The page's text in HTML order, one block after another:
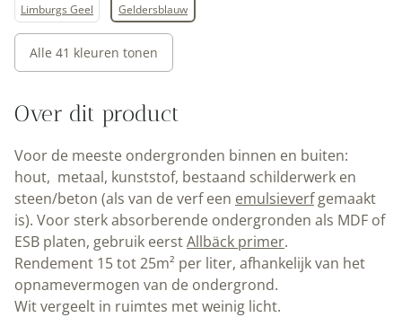
Limburgs Geel Geldersblauw
Alle 41 kleuren tonen
Over dit product
Voor de meeste ondergronden binnen en buiten:
hout, metaal, kunststof, bestaand schilderwerk en
steen/beton (als van de verf een emulsieverfgemaakt
is). Voor sterk absorberende ondergronden als MDF of
ESB platen, gebruik eerstAllbäck primer.
Rendement 15 tot 25m² per liter, afhankelijk van het
opnamevermogen van de ondergrond.
Wit vergeelt in ruimtes met weinig licht.